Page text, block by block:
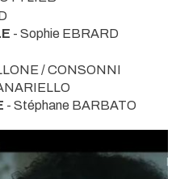
- Sophie EBRARD
/ CONSONNI
- Stéphane BARBATO